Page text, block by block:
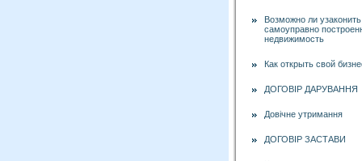
Возможно ли узаконить
самоуправно
недвижимость
Как открыть свой
ДОГОВІР ДАРУВАННЯ
Довічне утримання
ДОГОВІР ЗАСТАВИ